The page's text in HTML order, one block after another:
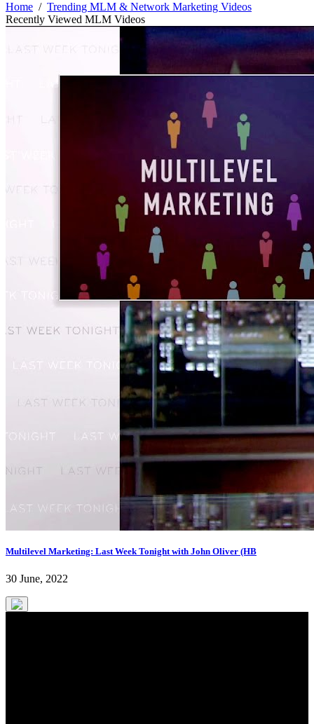
Home / Trending MLM & Network Marketing Videos
Recently Viewed MLM Videos
Multilevel Marketing: Last Week Tonight with John Oliver (HB
30 June, 2022